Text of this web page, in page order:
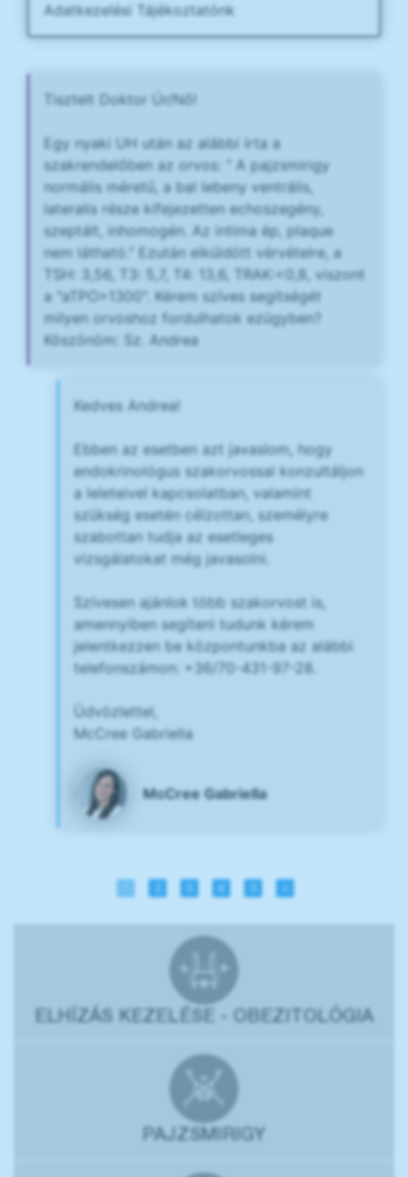
Adatkezelési Tájékoztatónk
Tisztelt Doktor Úr/Nő!
Egy nyaki UH után az alábbi írta a
szakrendelőben az orvos: " A pajzsmirigy
normális méretű, a bal lebeny ventrális,
lateralis része kifejezetten echoszegény,
szeptált, inhomogén. Az intima ép, plaque
nem látható." Ezután elküldött vérvételre, a
TSH: 3,56, T3: 5,7, T4: 13,6, TRAK:<0,8, viszont
a "aTPO>1300". Kérem szíves segítségét
milyen orvoshoz fordulhatok ezügyben?
Köszönöm: Sz. Andrea
Kedves Andrea!
Ebben az esetben azt javaslom, hogy
endokrinológus szakorvossal konzultáljon
a leleteivel kapcsolatban, valamint
szükség esetén célzottan, személyre
szabottan tudja az esetleges
vizsgálatokat még javasolni.
Szívesen ajánlok több szakorvost is,
amennyiben segíteni tudunk kérem
jelentkezzen be központunkba az alábbi
telefonszámon: +36/70-431-97-28.
Üdvözlettel,
McCree Gabriella
McCree Gabriella
4 »
ELHÍZÁS KEZELÉSE - OBEZITOLÓGIA
PAJZSMIRIGY